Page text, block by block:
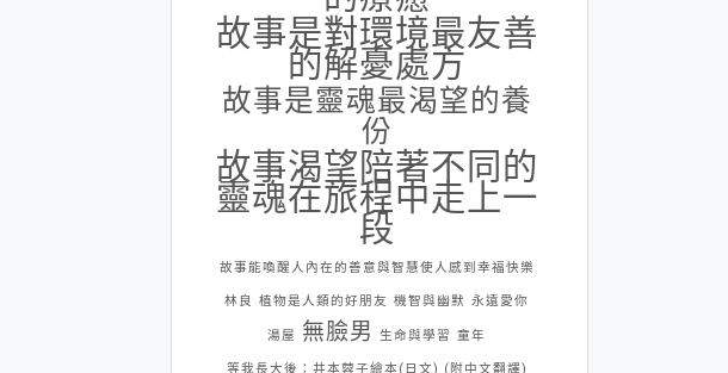
故事是對環境最友善
的解憂處方
故事是靈魂最渴望的養
份
故事渴望陪著不同的
靈魂在旅程中走上一
段
故事能喚醒人內在的善意與智慧使人感到幸福快樂
林良 植物是人類的好朋友 機智與幽默 永遠愛你
湯屋 無臉男 生命與學習 童年
等我長大後：井本蓉子繪本(日文) (附中文翻譯)